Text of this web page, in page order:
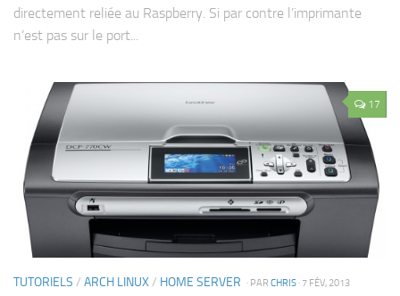
directement reliée au Raspberry. Si par contre l’imprimante
n’est pas sur le port...
17
TUTORIELS / ARCH LINUX/ HOME SERVER · PAR CHRIS · 7 FÉV, 2013